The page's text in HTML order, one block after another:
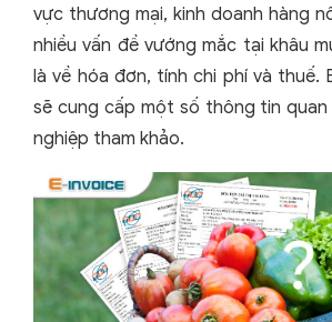
vực thương mại, kinh doanh hàng
nhiều vấn đề vướng mắc tại khâu
là về hóa đơn, tính chi phí và thuế.
sẽ cung cấp một số thông tin
nghiệp tham khảo.